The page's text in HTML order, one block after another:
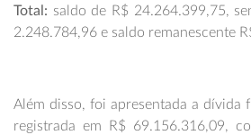
Total: saldo de R$ 24.264.399,75,
2.248.784,96 e saldo remanescente
Além disso, foi apresentada a dívida
registrada em R$ 69.156.316,09,